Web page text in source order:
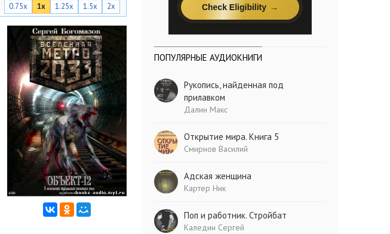
07:15
06:59
07:47
09:14
14:47
11:46
04:14
30:12
10:04
0.75x 1x 1.25x 1.5x 2x
ПОПУЛЯРНЫЕ АУДИОКНИГИ
Рукопись, найденная под
прилавком
Далин Макс
Открытие мира. Книга 5
Смирнов Василий
Адская женщина
Картер Ник
Поп и работник. Стройбат
Каледин Сергей